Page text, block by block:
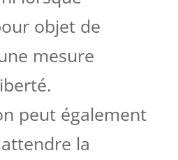
objet de
mesure
peut également
la